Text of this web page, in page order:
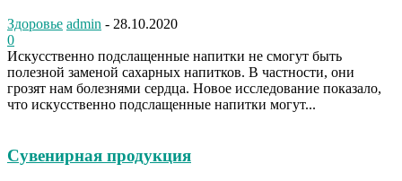
Здоровье admin - 28.10.2020
0
Искусственно подслащенные напитки не смогут быть
полезной заменой сахарных напитков. В частности, они
грозят нам болезнями сердца. Новое исследование показало,
что искусственно подслащенные напитки могут...
Сувенирная продукция